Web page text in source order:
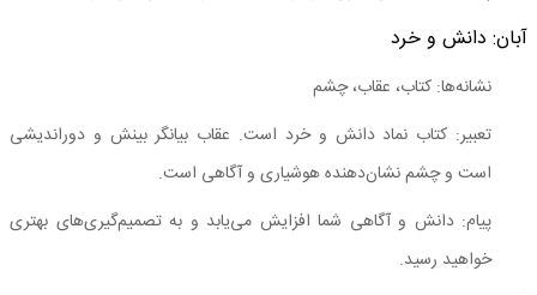
آبان: دانش و خرد
نشانه‌ها: کتاب، عقاب، چشم
تعبیر: کتاب نماد دانش و خرد است. عقاب بیانگر بینش و دوراندیشی
است و چشم نشان‌دهنده هوشیاری و آگاهی است.
پیام: دانش و آگاهی شما افزایش می‌یابد و به تصمیم‌گیری‌های بهتری
خواهید رسید.